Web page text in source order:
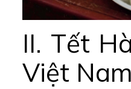
II. Tết
Việt Nam